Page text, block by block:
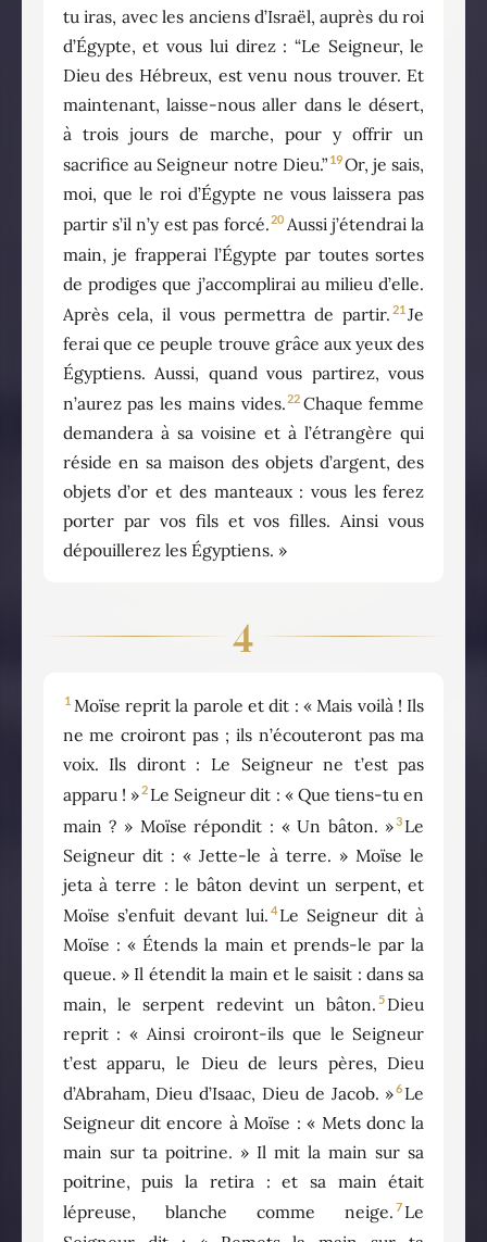
tu iras, avec les anciens d’Israël, auprès du roi
d’Égypte, et vous lui direz : “Le Seigneur, le
Dieu des Hébreux, est venu nous trouver. Et
maintenant, laisse-nous aller dans le désert,
à trois jours de marche, pour y offrir un
sacrifice au Seigneur notre Dieu.” 19Or, je sais,
moi, que le roi d’Égypte ne vous laissera pas
partir s’il n’y est pas forcé.20 Aussi j’étendrai la
main, je frapperai l’Égypte par toutes sortes
de prodiges que j’accomplirai au milieu d’elle.
Après cela, il vous permettra de partir. 21 Je
ferai que ce peuple trouve grâce aux yeux des
Égyptiens. Aussi, quand vous partirez, vous
n’aurez pas les mains vides.22 Chaque femme
demandera à sa voisine et à l’étrangère qui
réside en sa maison des objets d’argent, des
objets d’or et des manteaux : vous les ferez
porter par vos fils et vos filles. Ainsi vous
dépouillerez les Égyptiens. »
4
1 Moïse reprit la parole et dit : « Mais voilà ! Ils
ne me croiront pas ; ils n’écouteront pas ma
voix. Ils diront : Le Seigneur ne t’est pas
apparu ! »2 Le Seigneur dit : « Que tiens-tu en
main ? » Moïse répondit : « Un bâton. » 3 Le
Seigneur dit : « Jette-le à terre. » Moïse le
jeta à terre : le bâton devint un serpent, et
Moïse s’enfuit devant lui. 4 Le Seigneur dit à
Moïse : « Étends la main et prends-le par la
queue. » Il étendit la main et le saisit : dans sa
main, le serpent redevint un bâton. 5 Dieu
reprit : « Ainsi croiront-ils que le Seigneur
t’est apparu, le Dieu de leurs pères, Dieu
d’Abraham, Dieu d’Isaac, Dieu de Jacob. »6 Le
Seigneur dit encore à Moïse : « Mets donc la
main sur ta poitrine. » Il mit la main sur sa
poitrine, puis la retira : et sa main était
lépreuse, blanche comme neige. 7 Le